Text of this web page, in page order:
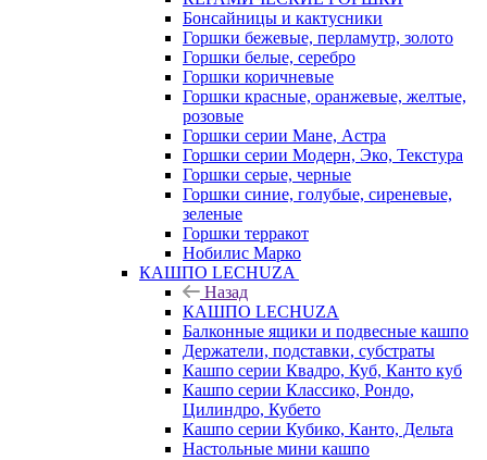
Бонсайницы и кактусники
Горшки бежевые, перламутр, золото
Горшки белые, серебро
Горшки коричневые
Горшки красные, оранжевые, желтые,
розовые
Горшки серии Мане, Астра
Горшки серии Модерн, Эко, Текстура
Горшки серые, черные
Горшки синие, голубые, сиреневые,
зеленые
Горшки терракот
Нобилис Марко
КАШПО LECHUZA
Назад
КАШПО LECHUZA
Балконные ящики и подвесные кашпо
Держатели, подставки, субстраты
Кашпо серии Квадро, Куб, Канто куб
Кашпо серии Классико, Рондо,
Цилиндро, Кубето
Кашпо серии Кубико, Канто, Дельта
Настольные мини кашпо